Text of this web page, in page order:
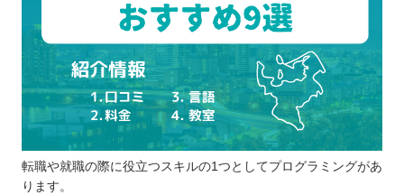
説明会や体験レッスンには必ず参加する
プログラミングスクールを比較するときの5つのポ
イント
受講形式が自分に適しているか
通いやすいか
サポート体制が充実しているか
カリキュラムの質はどうか
転職や就職の際に役立つスキルの1つとしてプログラミングがあ
ります。